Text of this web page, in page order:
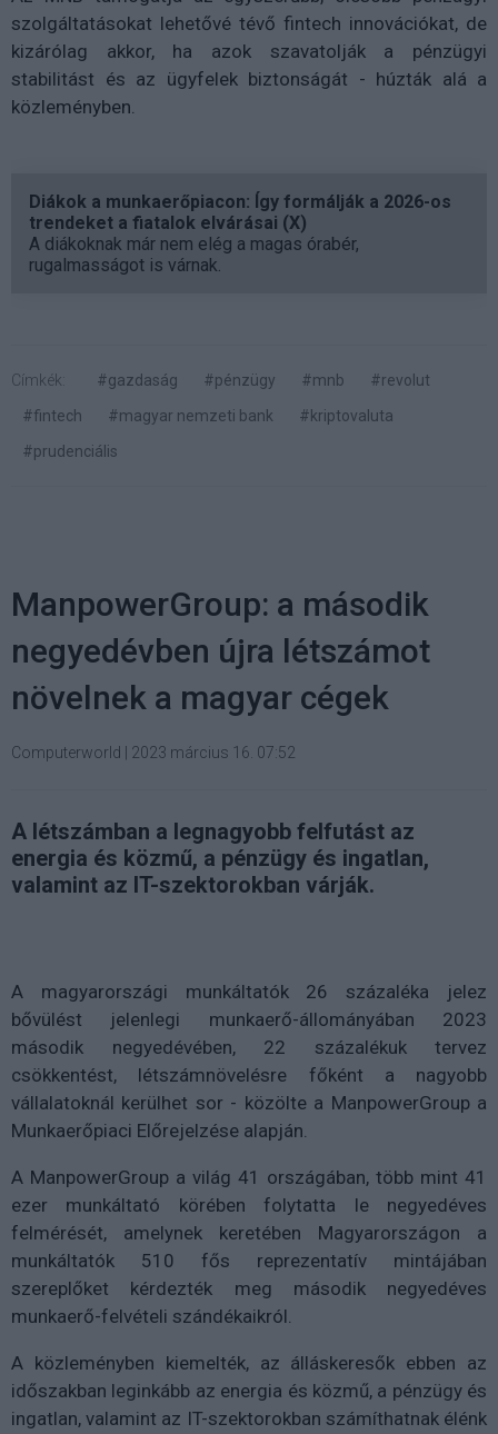
szolgáltatásokat lehetővé tévő fintech innovációkat, de
kizárólag akkor, ha azok szavatolják a pénzügyi
stabilitást és az ügyfelek biztonságát - húzták alá a
közleményben.
Diákok a munkaerőpiacon: Így formálják a 2026-os
trendeket a fiatalok elvárásai (X)
A diákoknak már nem elég a magas órabér,
rugalmasságot is várnak.
Címkék: #gazdaság #pénzügy #mnb
#revolut
#fintech
#magyar nemzeti bank
#kriptovaluta
#prudenciális
ManpowerGroup: a második
negyedévben újra létszámot
növelnek a magyar cégek
Computerworld 2023 március 16. 07:52
A létszámban a legnagyobb felfutást az
energia és közmű, a pénzügy és ingatlan,
valamint az IT-szektorokban várják.
A magyarországi munkáltatók 26 százaléka jelez
bővülést jelenlegi munkaerő-állományában 2023
második negyedévében, 22 százalékuk tervez
csökkentést, létszámnövelésre főként a nagyobb
vállalatoknál kerülhet sor - közölte a ManpowerGroup a
Munkaerőpiaci Előrejelzése alapján.
A ManpowerGroup a világ 41 országában, több mint 41
ezer munkáltató körében folytatta le negyedéves
felmérését, amelynek keretében Magyarországon a
munkáltatók 510 fős reprezentatív mintájában
szereplőket kérdezték meg második negyedéves
munkaerő-felvételi szándékaikról.
A közleményben kiemelték, az álláskeresők ebben az
időszakban leginkább az energia és közmű, a pénzügy és
ingatlan, valamint az IT-szektorokban számíthatnak élénk